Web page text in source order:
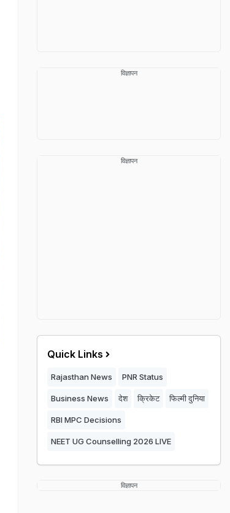
विज्ञापन
विज्ञापन
Quick Links
Rajasthan News PNR Status
Business News देश क्रिकेट फिल्मी दुनिया
RBI MPC Decisions
NEET UG Counselling 2026 LIVE
विज्ञापन